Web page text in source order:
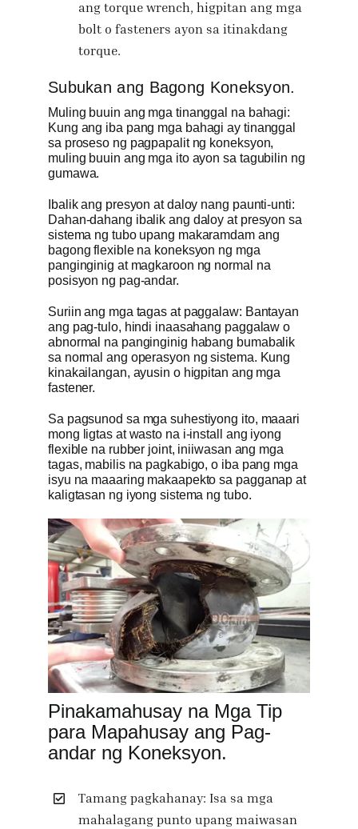
ang torque wrench, higpitan ang mga
bolt o fasteners ayon sa itinakdang
torque.
Subukan ang Bagong Koneksyon.
Muling buuin ang mga tinanggal na bahagi:
Kung ang iba pang mga bahagi ay tinanggal
sa proseso ng pagpapalit ng koneksyon,
muling buuin ang mga ito ayon sa tagubilin ng
gumawa.
Ibalik ang presyon at daloy nang paunti-unti:
Dahan-dahang ibalik ang daloy at presyon sa
sistema ng tubo upang makaramdam ang
bagong flexible na koneksyon ng mga
panginginig at magkaroon ng normal na
posisyon ng pag-andar.
Suriin ang mga tagas at paggalaw: Bantayan
ang pag-tulo, hindi inaasahang paggalaw o
abnormal na panginginig habang bumabalik
sa normal ang operasyon ng sistema. Kung
kinakailangan, ayusin o higpitan ang mga
fastener.
Sa pagsunod sa mga suhestiyong ito, maaari
mong ligtas at wasto na i-install ang iyong
flexible na rubber joint, iniiwasan ang mga
tagas, mabilis na pagkabigo, o iba pang mga
isyu na maaaring makaapekto sa pagganap at
kaligtasan ng iyong sistema ng tubo.
Pinakamahusay na Mga Tip
para Mapahusay ang Pag-
andar ng Koneksyon.
Tamang pagkahanay: Isa sa mga
mahalagang punto upang maiwasan